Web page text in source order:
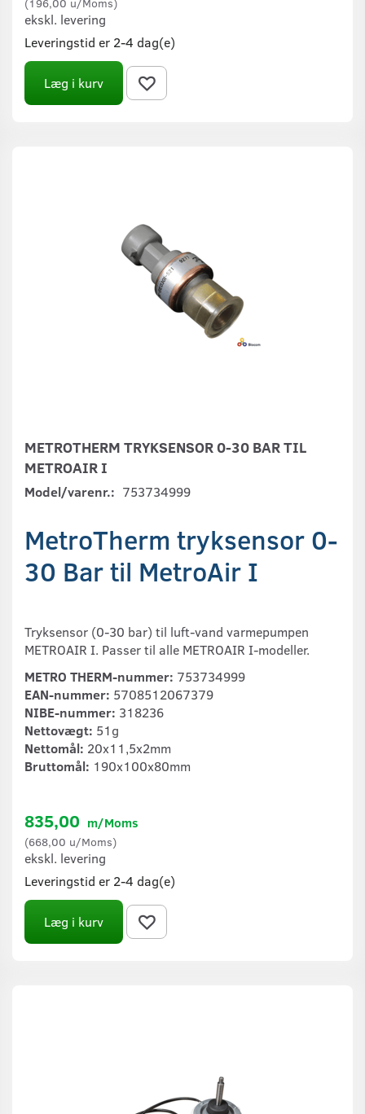
ekskl. levering
Leveringstid er 2-4 dag(e)
Læg i kurv
METROTHERM TRYKSENSOR 0-30 BAR TIL
METROAIR I
Model/varenr.: 753734999
MetroTherm tryksensor 0-
30 Bar til MetroAir I
Tryksensor (0-30 bar) til luft-vand varmepumpen
METROAIR I. Passer til alle METROAIR I-modeller.
METRO THERM-nummer: 753734999
EAN-nummer: 5708512067379
NIBE-nummer: 318236
Nettovægt: 51g
Nettomål: 20x11,5x2mm
Bruttomål: 190x100x80mm
835,00 m/Moms
(668,00 u/Moms)
ekskl. levering
Leveringstid er 2-4 dag(e)
Læg i kurv